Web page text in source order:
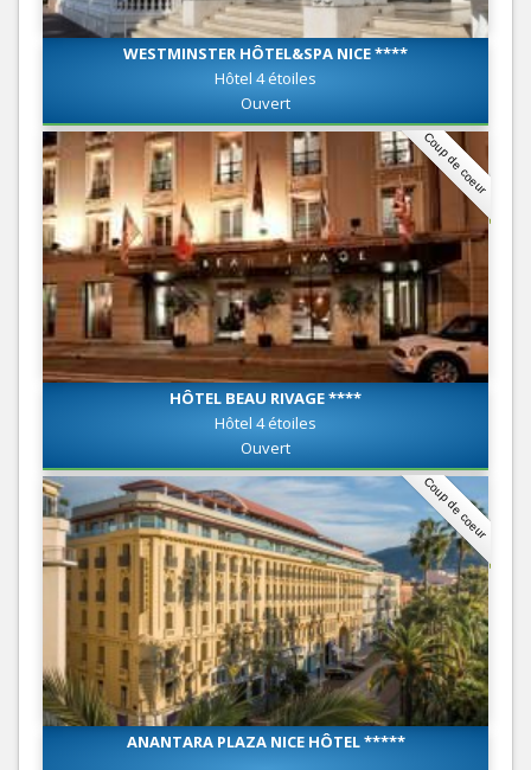
WESTMINSTER HÔTEL&SPA NICE ****
Hôtel 4 étoiles
Ouvert
Coup de coeur
HÔTEL BEAU RIVAGE ****
Hôtel 4 étoiles
Ouvert
Coup de coeur
ANANTARA PLAZA NICE HÔTEL *****